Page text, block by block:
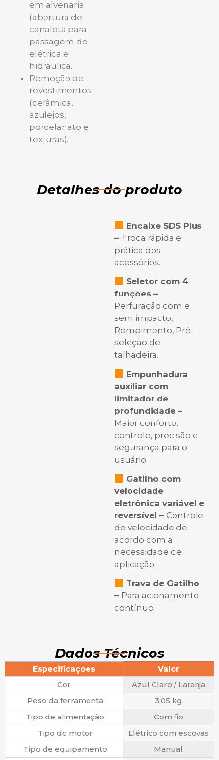
em alvenaria
(abertura de
canaleta para
passagem de
elétrica e
hidráulica.
Remoção de
revestimentos
(cerâmica,
azulejos,
porcelanato e
texturas).
Detalhes do produto
Encaixe SDS Plus
– Troca rápida e
prática dos
acessórios.
Seletor com 4
funções –
Perfuração com e
sem impacto,
Rompimento, Pré-
seleção de
talhadeira.
Empunhadura
auxiliar com
limitador de
profundidade –
Maior conforto,
controle, precisão e
segurança para o
usuário.
Gatilho com
velocidade
eletrônica variável e
reversível – Controle
de velocidade de
acordo com a
necessidade de
aplicação.
Trava de Gatilho
– Para acionamento
contínuo.
Dados Técnicos
Especificações
Valor
Cor
Azul Claro / Laranja
Peso da ferramenta
3,05 kg
Tipo de alimentação
Com fio
Tipo do motor
Elétrico com escovas
Tipo de equipamento
Manual